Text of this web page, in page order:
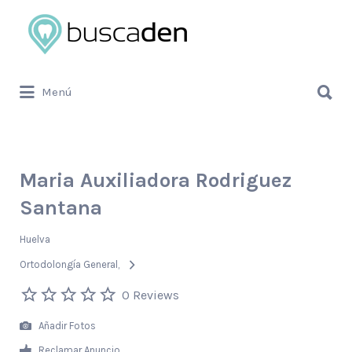
Buscar
por:
Menú
por:
Maria Auxiliadora Rodriguez
Santana
Huelva
Ortodolongía General
0 Reviews
Añadir Fotos